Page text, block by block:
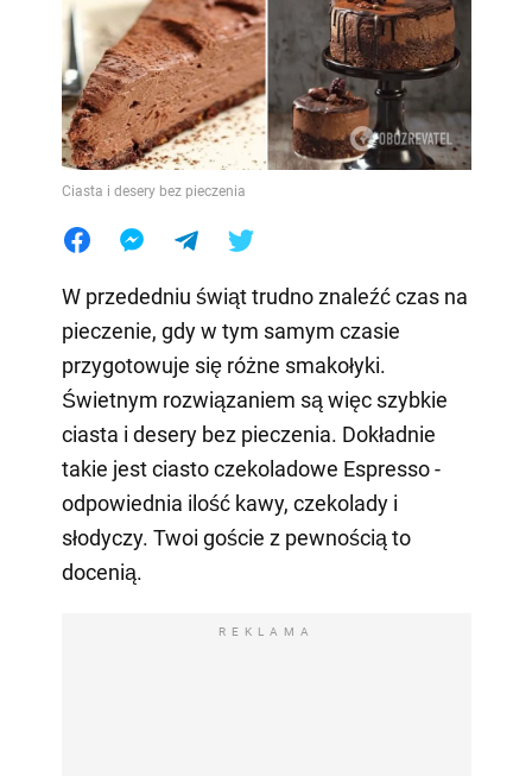
Ciasta i desery bez pieczenia
W przededniu świąt trudno znaleźć czas na
pieczenie, gdy w tym samym czasie
przygotowuje się różne smakołyki.
Świetnym rozwiązaniem są więc szybkie
ciasta i desery bez pieczenia. Dokładnie
takie jest ciasto czekoladowe Espresso -
odpowiednia ilość kawy, czekolady i
słodyczy. Twoi goście z pewnością to
docenią.
REKLAMA